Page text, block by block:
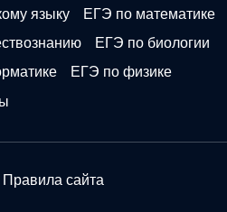
языку
ЕГЭ по математике
ЕГЭ по биологии
ЕГЭ по физике
Правила сайта